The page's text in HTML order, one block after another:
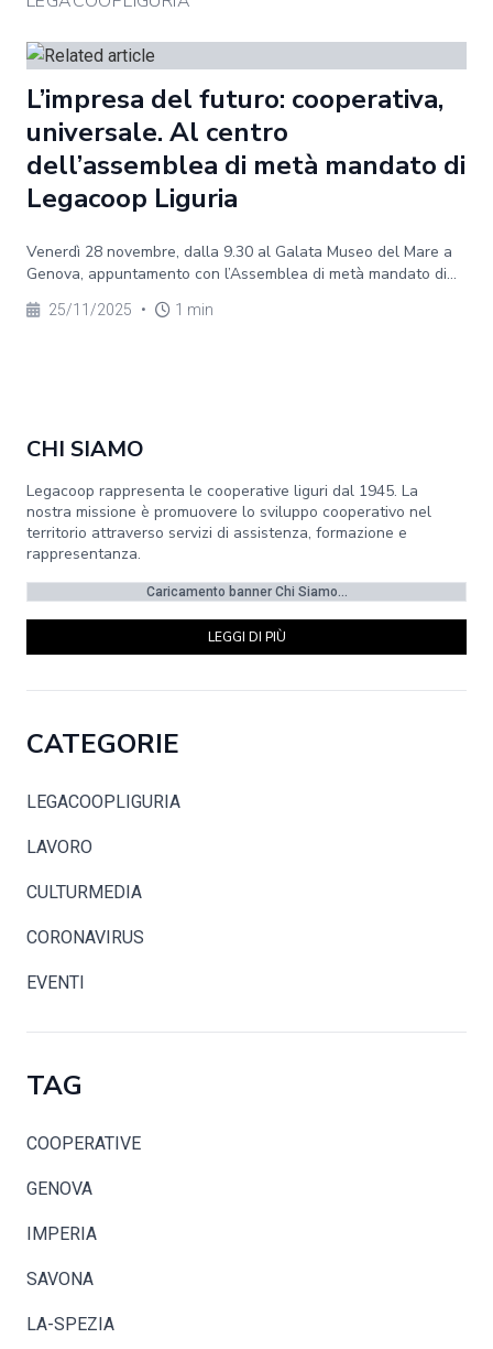
L’impresa del futuro: cooperativa,
universale. Al centro
dell’assemblea di metà mandato di
Legacoop Liguria
Venerdì 28 novembre, dalla 9.30 al Galata Museo del Mare a
Genova, appuntamento con l’Assemblea di metà mandato di...
25/11/2025 • 1 min
CHI SIAMO
Legacoop rappresenta le cooperative liguri dal 1945. La
nostra missione è promuovere lo sviluppo cooperativo nel
territorio attraverso servizi di assistenza, formazione e
rappresentanza.
Caricamento banner Chi Siamo...
LEGGI DI PIÙ
CATEGORIE
LEGACOOPLIGURIA
LAVORO
CULTURMEDIA
CORONAVIRUS
EVENTI
TAG
COOPERATIVE
GENOVA
IMPERIA
SAVONA
LA-SPEZIA